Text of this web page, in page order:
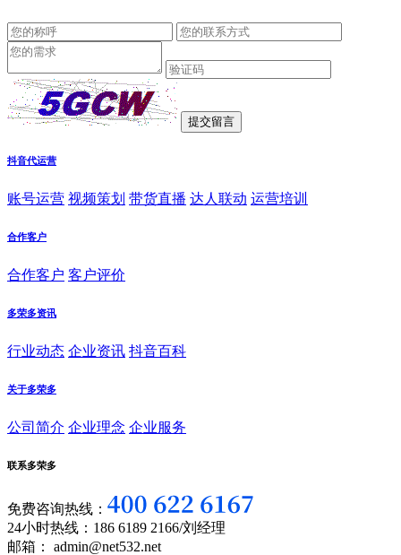
抖音代运营
账号运营 视频策划 带货直播 达人联动 运营培训
合作客户
合作客户 客户评价
多荣多资讯
行业动态 企业资讯 抖音百科
关于多荣多
公司简介 企业理念 企业服务
联系多荣多
免费咨询热线：
24小时热线：186 6189 2166/刘经理
邮箱： admin@net532.net